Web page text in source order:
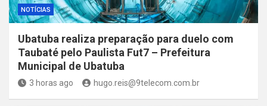
NOTÍCIAS
Ubatuba realiza preparação para duelo com
Taubaté pelo Paulista Fut7 – Prefeitura
Municipal de Ubatuba
3 horas ago hugo.reis@9telecom.com.br